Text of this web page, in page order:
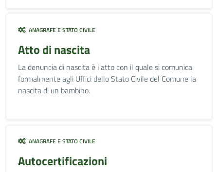
ANAGRAFE E STATO CIVILE
Atto di nascita
La denuncia di nascita è l'atto con il quale si comunica
formalmente agli Uffici dello Stato Civile del Comune la
nascita di un bambino.
ANAGRAFE E STATO CIVILE
Autocertificazioni